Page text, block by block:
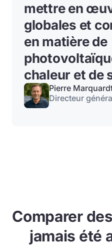
mettre en
globales et
en matière de
chaleur et de
Pierre
Directeur
Comparer
jamais été